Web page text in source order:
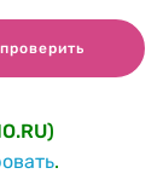
проверить
.